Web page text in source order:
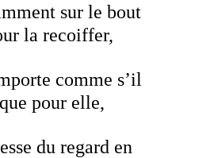
sur le bout
la recoiffer,
comme s’il
pour elle,
du regard en